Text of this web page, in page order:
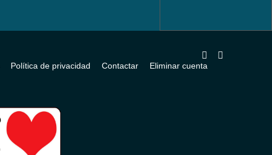
Política de privacidad Contactar
Eliminar cuenta